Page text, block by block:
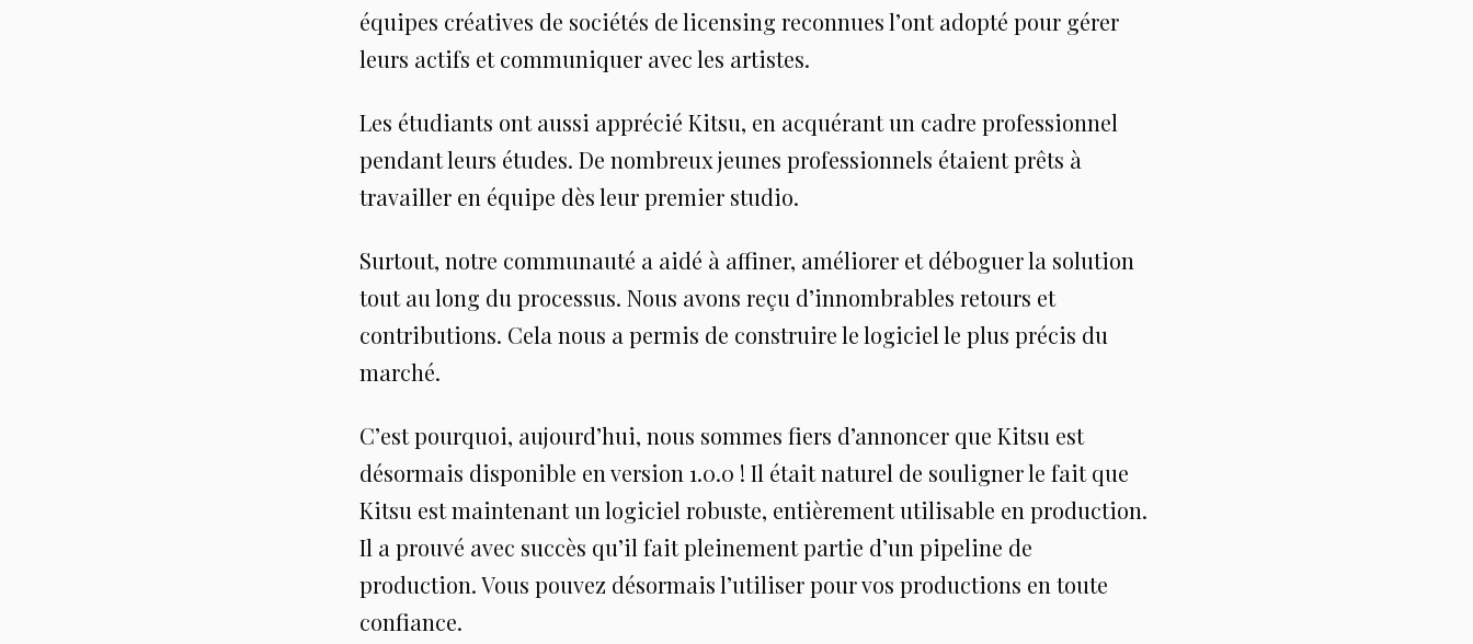
équipes créatives de sociétés de licensing reconnues l’ont adopté pour gérer
leurs actifs et communiquer avec les artistes.
Les étudiants ont aussi apprécié Kitsu, en acquérant un cadre professionnel
pendant leurs études. De nombreux jeunes professionnels étaient prêts à
travailler en équipe dès leur premier studio.
Surtout, notre communauté a aidé à affiner, améliorer et déboguer la solution
tout au long du processus. Nous avons reçu d’innombrables retours et
contributions. Cela nous a permis de construire le logiciel le plus précis du
marché.
C’est pourquoi, aujourd’hui, nous sommes fiers d’annoncer que Kitsu est
désormais disponible en version 1.0.0 ! Il était naturel de souligner le fait que
Kitsu est maintenant un logiciel robuste, entièrement utilisable en production.
Il a prouvé avec succès qu’il fait pleinement partie d’un pipeline de
production. Vous pouvez désormais l’utiliser pour vos productions en toute
confiance.